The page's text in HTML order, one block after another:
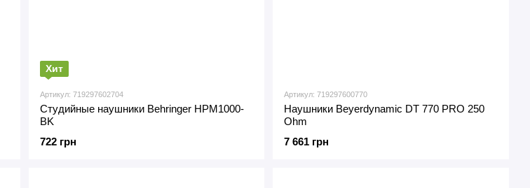
Хит
Артикул: 719297602704
Студийные наушники Behringer HPM1000-
BK
722 грн
Артикул: 719297600770
Наушники Beyerdynamic DT 770 PRO 250
Ohm
7 661 грн